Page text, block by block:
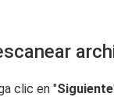
clic en "Siguiente